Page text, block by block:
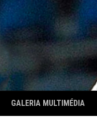
GALERIA MULTIMÉDIA